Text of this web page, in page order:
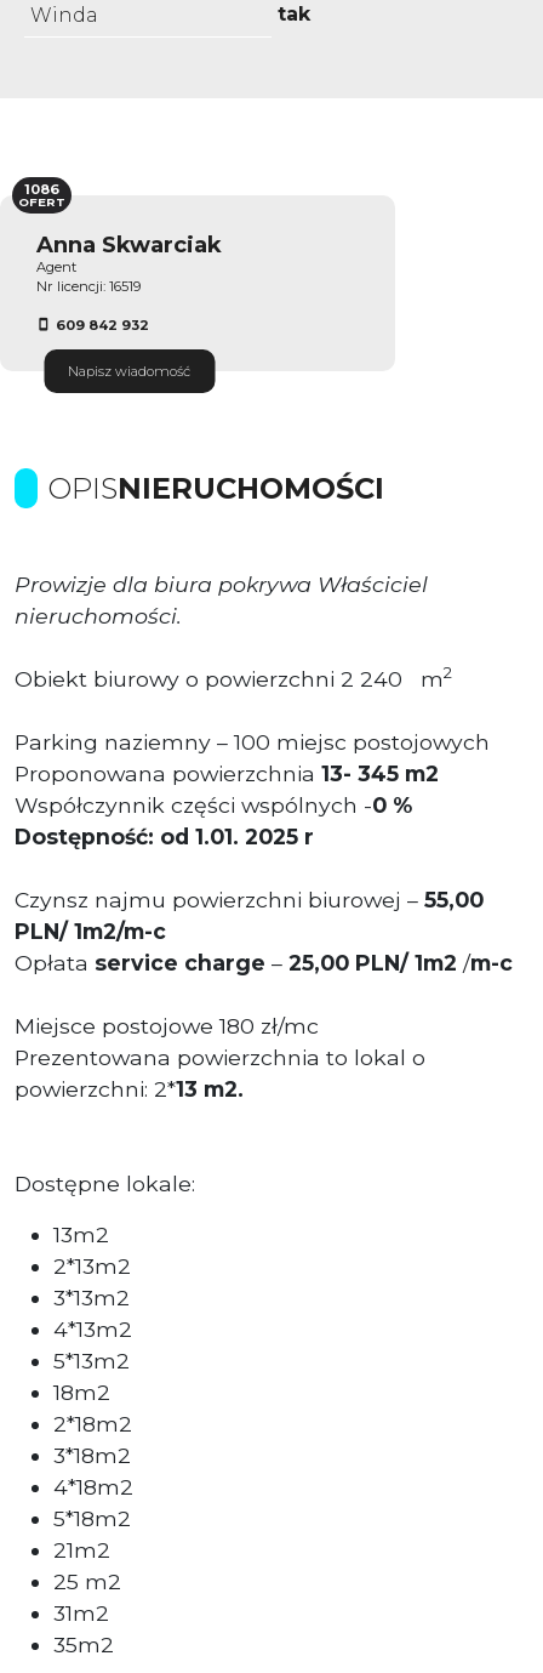
Winda tak
Anna Skwarciak
Agent
Nr licencji: 16519
609 842 932
Napisz wiadomość
1086
OFERT
OPISNIERUCHOMOŚCI
Prowizje dla biura pokrywa Właściciel
nieruchomości.
Obiekt biurowy o powierzchni 2 240 m2
Parking naziemny – 100 miejsc postojowych
Proponowana powierzchnia 13- 345 m2
Współczynnik części wspólnych -0 %
Dostępność: od 1.01. 2025 r
Czynsz najmu powierzchni biurowej – 55,00
PLN/ 1m2/m-c
Opłata service charge – 25,00 PLN/ 1m2 /m-c
Miejsce postojowe 180 zł/mc
Prezentowana powierzchnia to lokal o
powierzchni: 2*13 m2.
Dostępne lokale:
13m2
2*13m2
3*13m2
4*13m2
5*13m2
18m2
2*18m2
3*18m2
4*18m2
5*18m2
21m2
25 m2
31m2
35m2